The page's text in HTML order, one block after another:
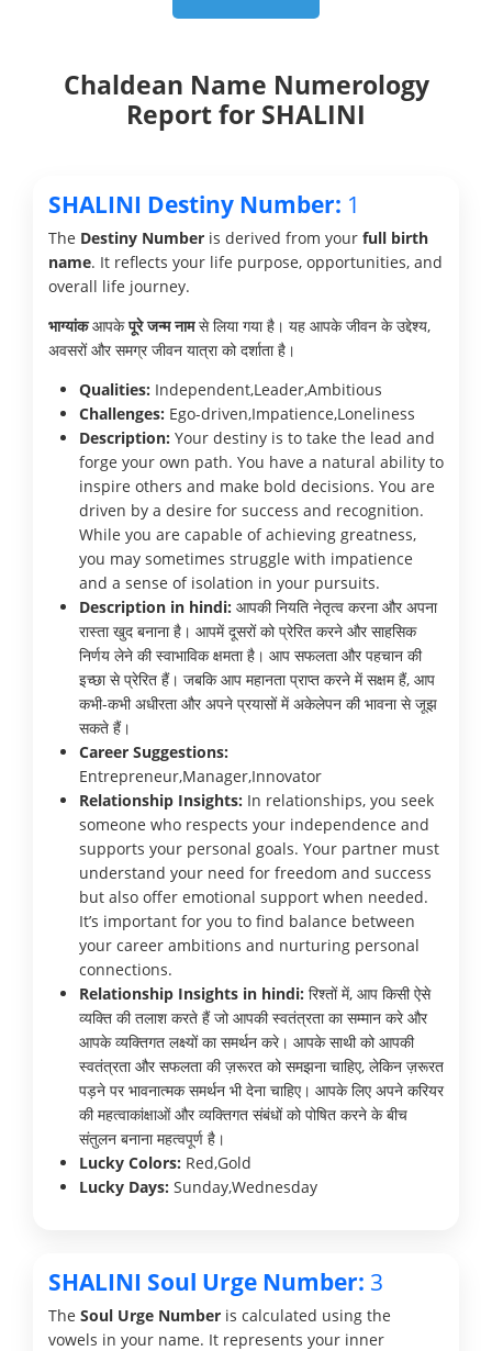
Chaldean Name Numerology
Report for SHALINI
SHALINI Destiny Number: 1
The Destiny Number is derived from your full birth
name. It reflects your life purpose, opportunities, and
overall life journey.
भाग्यांकआपकेपूरे जन्म नामसे लिया गया है। यह आपके जीवन के उद्देश्य,
अवसरों और समग्र जीवन यात्रा को दर्शाता है।
Qualities: Independent,Leader,Ambitious
Challenges: Ego-driven,Impatience,Loneliness
Description: Your destiny is to take the lead and
forge your own path. You have a natural ability to
inspire others and make bold decisions. You are
driven by a desire for success and recognition.
While you are capable of achieving greatness,
you may sometimes struggle with impatience
and a sense of isolation in your pursuits.
Description in hindi: आपकी नियति नेतृत्व करना और अपना
रास्ता खुद बनाना है। आपमें दूसरों को प्रेरित करने और साहसिक
निर्णय लेने की स्वाभाविक क्षमता है। आप सफलता और पहचान की
इच्छा से प्रेरित हैं। जबकि आप महानता प्राप्त करने में सक्षम हैं, आप
कभी-कभी अधीरता और अपने प्रयासों में अकेलेपन की भावना से जूझ
सकते हैं।
Career Suggestions:
Entrepreneur,Manager,Innovator
Relationship Insights: In relationships, you seek
someone who respects your independence and
supports your personal goals. Your partner must
understand your need for freedom and success
but also offer emotional support when needed.
It’s important for you to find balance between
your career ambitions and nurturing personal
connections.
Relationship Insights in hindi: रिश्तों में, आप किसी ऐसे
व्यक्ति की तलाश करते हैं जो आपकी स्वतंत्रता का सम्मान करे और
आपके व्यक्तिगत लक्ष्यों का समर्थन करे। आपके साथी को आपकी
स्वतंत्रता और सफलता की ज़रूरत को समझना चाहिए, लेकिन ज़रूरत
पड़ने पर भावनात्मक समर्थन भी देना चाहिए। आपके लिए अपने करियर
की महत्वाकांक्षाओं और व्यक्तिगत संबंधों को पोषित करने के बीच
संतुलन बनाना महत्वपूर्ण है।
Lucky Colors: Red,Gold
Lucky Days: Sunday,Wednesday
SHALINI Soul Urge Number: 3
The Soul Urge Number is calculated using the
vowels in your name. It represents your inner